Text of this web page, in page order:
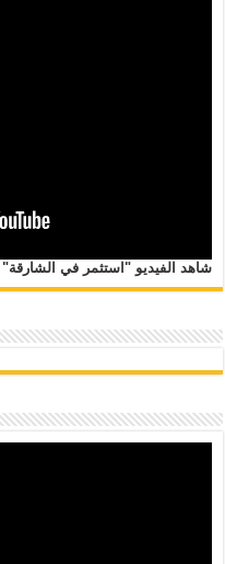
شاهد الفيديو "استثمر في الشارقة"